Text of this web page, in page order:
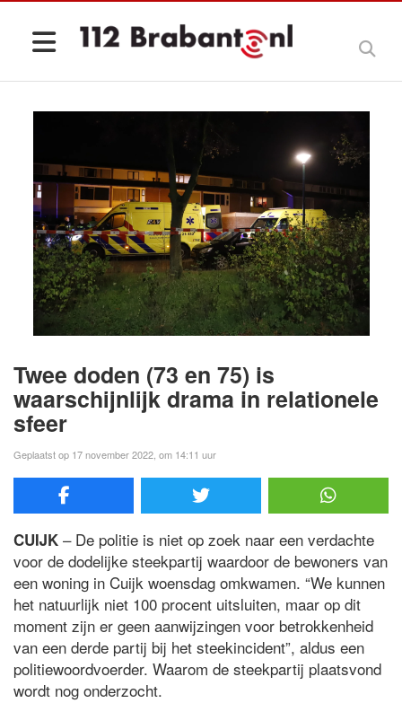
Twee doden (73 en 75) is
waarschijnlijk drama in relationele
sfeer
Geplaatst op 17 november 2022, om 14:11 uur
CUIJK – De politie is niet op zoek naar een verdachte
voor de dodelijke steekpartij waardoor de bewoners van
een woning in Cuijk woensdag omkwamen. “We kunnen
het natuurlijk niet 100 procent uitsluiten, maar op dit
moment zijn er geen aanwijzingen voor betrokkenheid
van een derde partij bij het steekincident”, aldus een
politiewoordvoerder. Waarom de steekpartij plaatsvond
wordt nog onderzocht.